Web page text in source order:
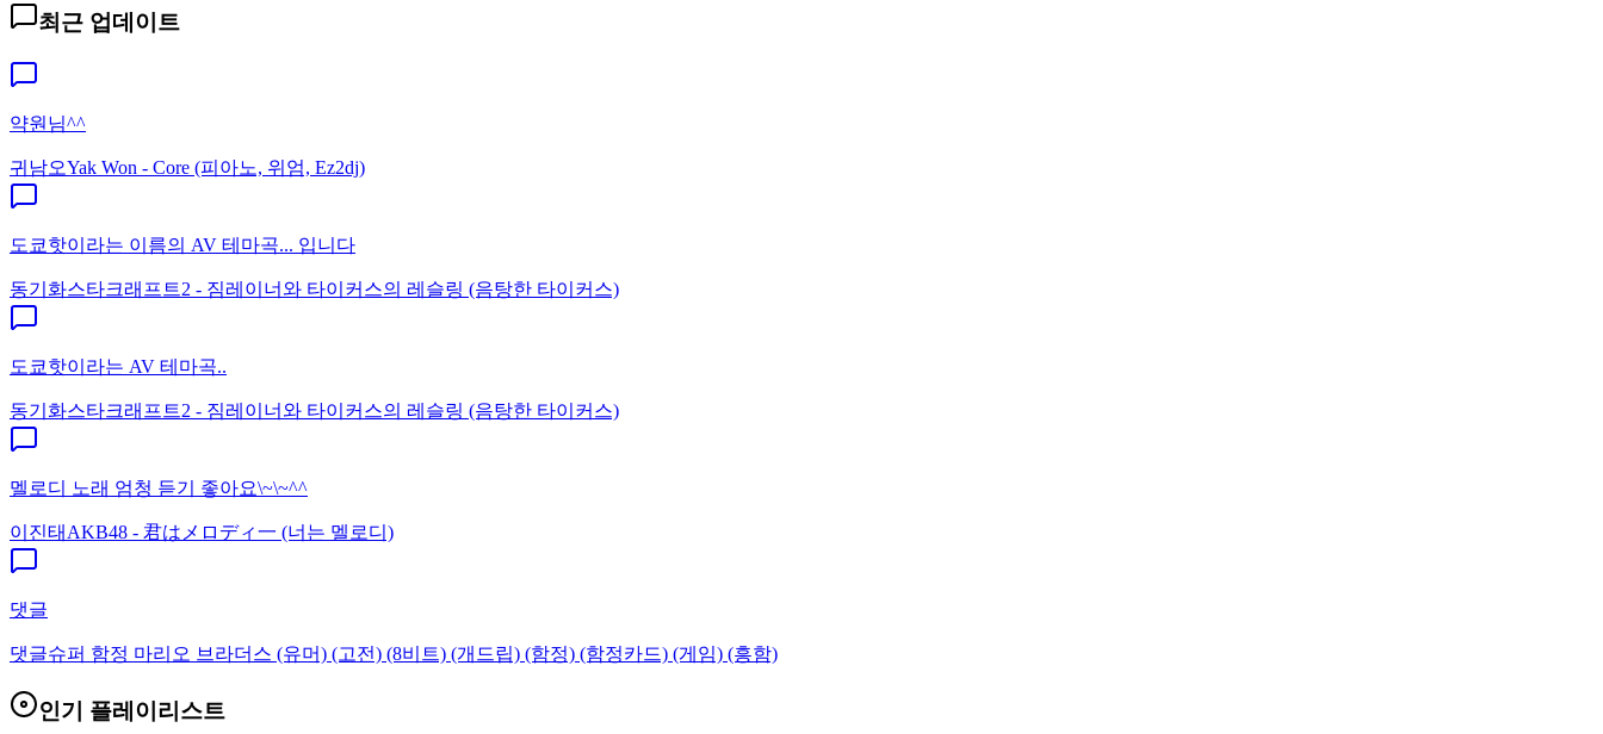
최근 업데이트
약원님^^
귀남오Yak Won - Core (피아노, 위엄, Ez2dj)
도쿄핫이라는 이름의 AV 테마곡... 입니다
동기화스타크래프트2 - 짐레이너와 타이커스의 레슬링 (음탕한 타이커스)
도쿄핫이라는 AV 테마곡..
동기화스타크래프트2 - 짐레이너와 타이커스의 레슬링 (음탕한 타이커스)
멜로디 노래 엄청 듣기 좋아요\~\~^^
이진태 AKB48 - 君はメロディ一 (너는 멜로디)
댓글
댓글슈퍼 함정 마리오 브라더스 (유머) (고전) (8비트) (개드립) (함정) (함정카드) (게임) (흥함)
인기 플레이리스트